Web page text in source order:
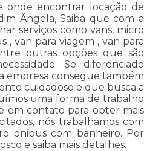
onde encontrar locação de
Ângela, Saiba que com a
serviços como vans, micro
, van para viagem , van para
outras opções que são
Se diferenciado
empresa consegue também
cuidadoso e que busca a
uma forma de trabalho
em contato para obter mais
nós trabalhamos com
onibus com banheiro. Por
e saiba mais detalhes.